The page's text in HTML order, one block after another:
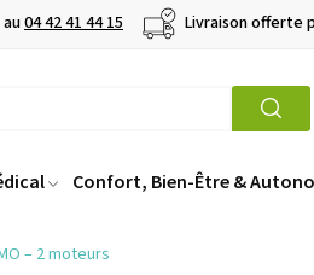
04 42 41 44 15 Livraison offerte
Confort, Bien-Être &
– 2 moteurs